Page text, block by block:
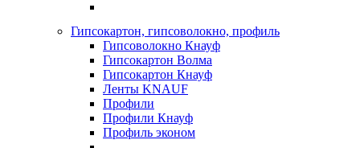
Гипсокартон, гипсоволокно, профиль
Гипсоволокно Кнауф
Гипсокартон Волма
Гипсокартон Кнауф
Ленты KNAUF
Профили
Профили Кнауф
Профиль эконом